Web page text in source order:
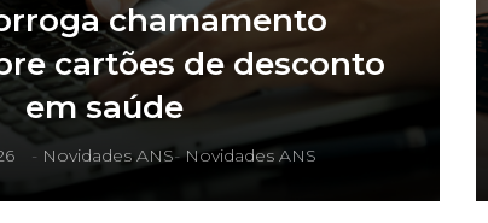
chamamento
cartões de desconto
em saúde
- Novidades ANS-Novidades ANS